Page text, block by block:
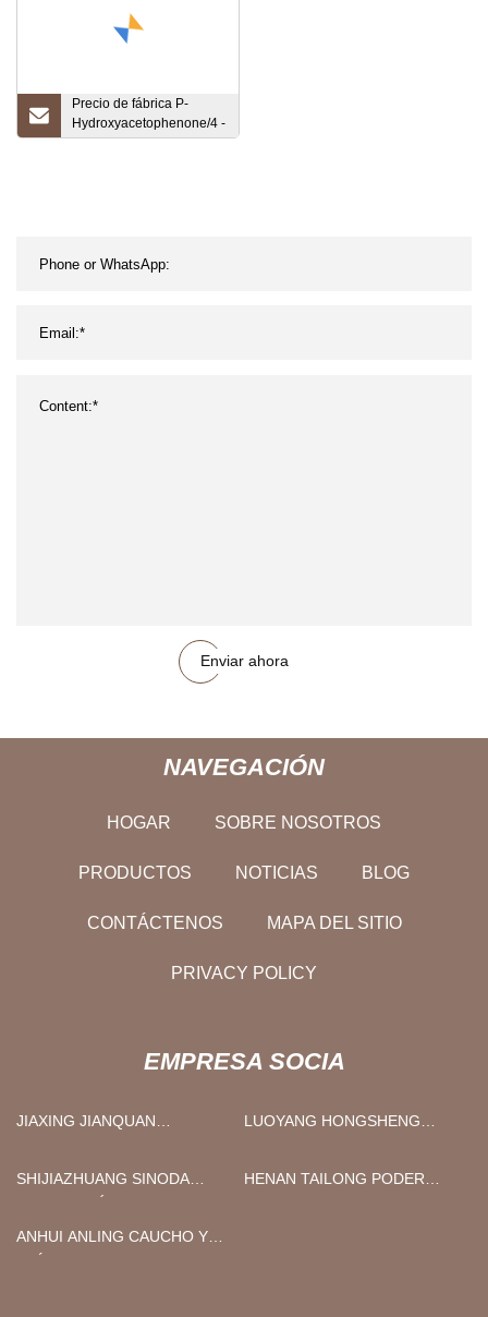
Precio de fábrica P-
Hydroxyacetophenone/4 -
Hydroxyacetophenone
Enviar ahora
NAVEGACIÓN
HOGAR SOBRE NOSOTROS
PRODUCTOS NOTICIAS BLOG
CONTÁCTENOS MAPA DEL SITIO
PRIVACY POLICY
EMPRESA SOCIA
JIAXING JIANQUAN
LUOYANG HONGSHENG
SHIJIAZHUANG SINODA
TECNOLOGÍA CO., LIMITADO
HENAN TAILONG PODER
ANHUI ANLING CAUCHO Y